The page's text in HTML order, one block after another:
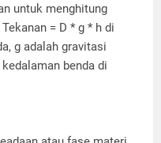
untuk menghitung
= D * g * h di
g adalah gravitasi
benda di